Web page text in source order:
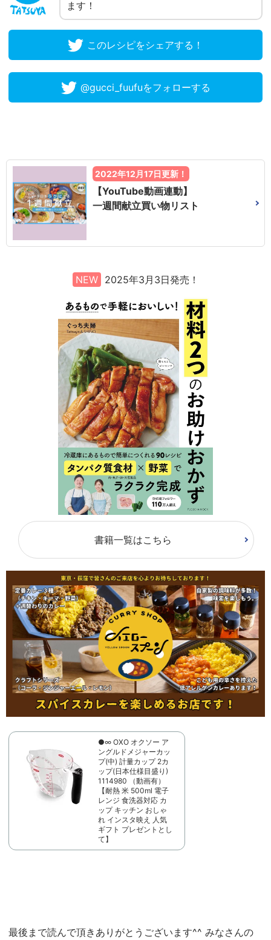
ます！
このレシピをシェアする！
@gucci_fuufuをフォローする
2022年12月17日更新！
【YouTube動画連動】
一週間献立買い物リスト
NEW 2025年3月3日発売！
書籍一覧はこちら
●∞ OXO オクソー ア
ングルドメジャーカッ
プ(中) 計量カップ 2カ
ップ(日本仕様目盛り)
1114980 （動画有）
【耐熱 米 500ml 電子
レンジ 食洗器対応 カ
ップ キッチン おしゃ
れ インスタ映え 人気
ギフト プレゼントとし
て】
最後まで読んで頂きありがとうございます^^ みなさんの